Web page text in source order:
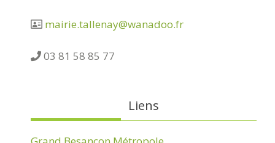
mairie.tallenay@wanadoo.fr
03 81 58 85 77
Liens